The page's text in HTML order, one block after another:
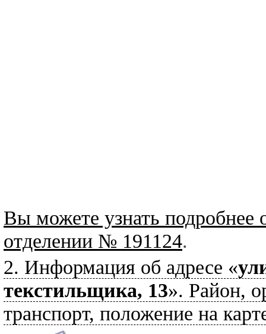
Вы можете узнать подробнее
отделении № 191124.
2. Информация об адресе «
текстильщика, 13». Район,
транспорт, положение на